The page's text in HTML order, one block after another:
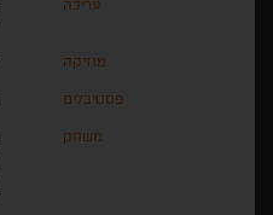
עריכה
מוזיקה
פסטיבלים
משחק